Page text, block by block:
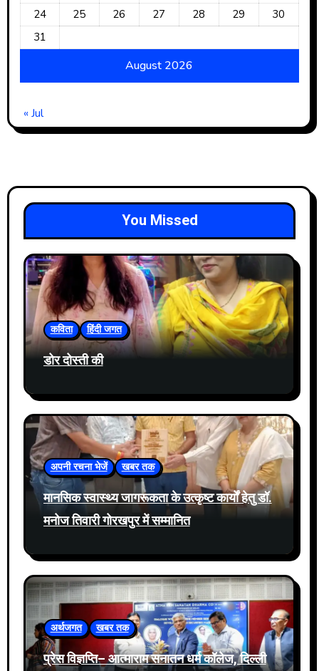
August 2026
24
25 26 27 28 29
30
31
« Jul
You Missed
कविता हिंदी जगत
डोर दोस्ती की
अपनी रचना भेजें खबर तक
मानसिक स्वास्थ्य जागरूकता के उत्कृष्ट कार्यों हेतु डॉ.
मनोज तिवारी गोरखपुर में सम्मानित
अर्थजगत खबर तक
प्रेस विज्ञप्ति– आत्माराम सनातन धर्म कॉलेज, दिल्ली